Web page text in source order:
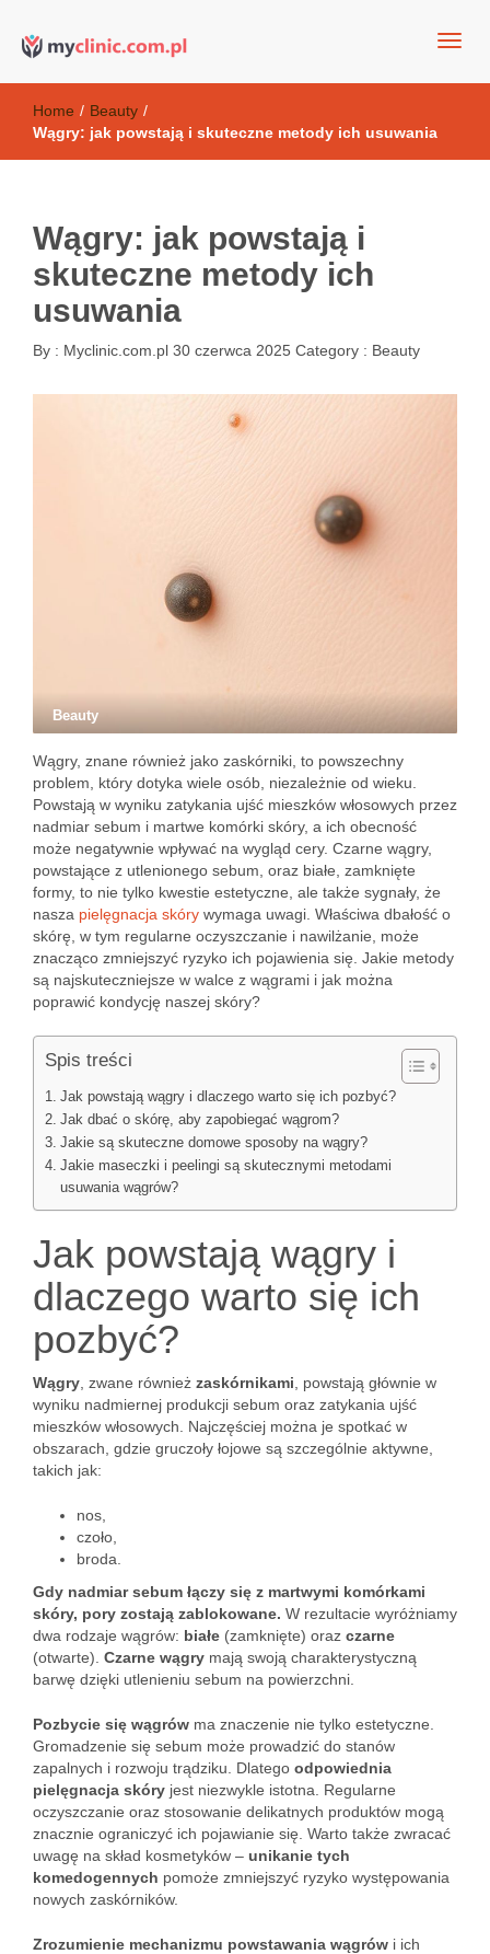
Kosmetyki antyoksydacyjne
Home / Beauty /
Wągry: jak powstają i skuteczne metody ich usuwania
Wągry: jak powstają i
skuteczne metody ich
usuwania
By : Myclinic.com.pl 30 czerwca 2025 Category : Beauty
Beauty
Wągry, znane również jako zaskórniki, to powszechny
problem, który dotyka wiele osób, niezależnie od wieku.
Powstają w wyniku zatykania ujść mieszków włosowych przez
nadmiar sebum i martwe komórki skóry, a ich obecność
może negatywnie wpływać na wygląd cery. Czarne wągry,
powstające z utlenionego sebum, oraz białe, zamknięte
formy, to nie tylko kwestie estetyczne, ale także sygnały, że
nasza pielęgnacja skóry wymaga uwagi. Właściwa dbałość o
skórę, w tym regularne oczyszczanie i nawilżanie, może
znacząco zmniejszyć ryzyko ich pojawienia się. Jakie metody
są najskuteczniejsze w walce z wągrami i jak można
poprawić kondycję naszej skóry?
Spis treści
Jak powstają wągry i dlaczego warto się ich pozbyć?
Jak dbać o skórę, aby zapobiegać wągrom?
Jakie są skuteczne domowe sposoby na wągry?
Jakie maseczki i peelingi są skutecznymi metodami
usuwania wągrów?
Jak powstają wągry i
dlaczego warto się ich
pozbyć?
Wągry , zwane również zaskórnikami , powstają głównie w
wyniku nadmiernej produkcji sebum oraz zatykania ujść
mieszków włosowych. Najczęściej można je spotkać w
obszarach, gdzie gruczoły łojowe są szczególnie aktywne,
takich jak:
nos,
czoło,
broda.
Gdy nadmiar sebum łączy się z martwymi komórkami
skóry, pory zostają zablokowane. W rezultacie wyróżniamy
dwa rodzaje wągrów: białe (zamknięte) oraz czarne
(otwarte). Czarne wągry mają swoją charakterystyczną
barwę dzięki utlenieniu sebum na powierzchni.
Pozbycie się wągrów ma znaczenie nie tylko estetyczne.
Gromadzenie się sebum może prowadzić do stanów
zapalnych i rozwoju trądziku. Dlatego odpowiednia
pielęgnacja skóry jest niezwykle istotna. Regularne
oczyszczanie oraz stosowanie delikatnych produktów mogą
znacznie ograniczyć ich pojawianie się. Warto także zwracać
uwagę na skład kosmetyków – unikanie tych
komedogennych pomoże zmniejszyć ryzyko występowania
nowych zaskórników.
Zrozumienie mechanizmu powstawania wągrów i ich